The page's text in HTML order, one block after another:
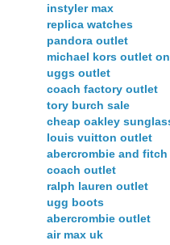
instyler max
replica watches
pandora outlet
michael kors outlet
uggs outlet
coach factory outlet
tory burch sale
cheap oakley
louis vuitton outlet
abercrombie and
coach outlet
ralph lauren outlet
ugg boots
abercrombie outlet
air max uk